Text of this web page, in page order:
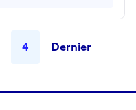
4 Dernier